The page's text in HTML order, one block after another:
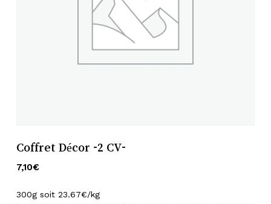
Coffret Décor -2 CV-
7,10€
300g soit 23.67€/kg
Nom*
et mon site dans le navigateur pour